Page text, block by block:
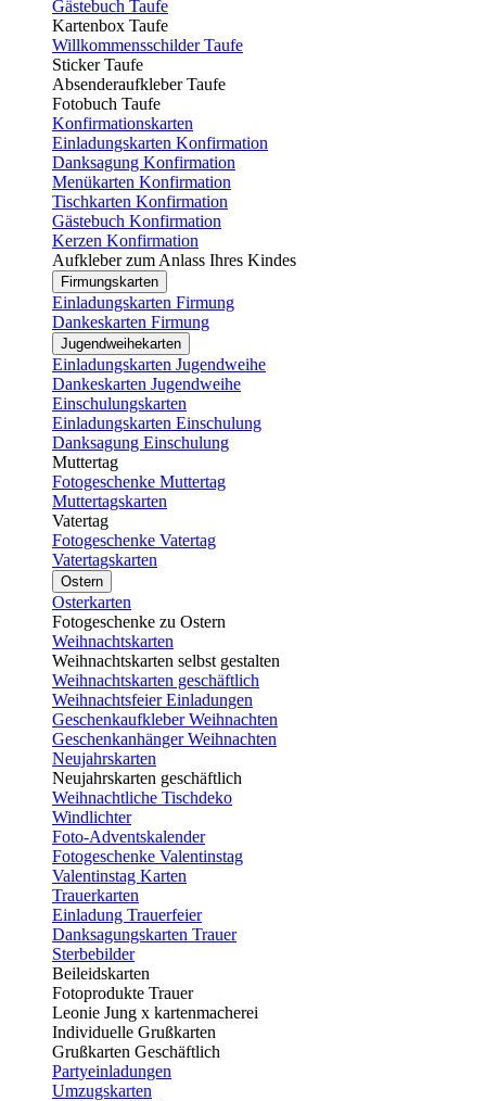
Gästebuch Taufe
Kartenbox Taufe
Willkommensschilder Taufe
Sticker Taufe
Absenderaufkleber Taufe
Fotobuch Taufe
Konfirmationskarten
Einladungskarten Konfirmation
Danksagung Konfirmation
Menükarten Konfirmation
Tischkarten Konfirmation
Gästebuch Konfirmation
Kerzen Konfirmation
Aufkleber zum Anlass Ihres Kindes
Firmungskarten
Einladungskarten Firmung
Dankeskarten Firmung
Jugendweihekarten
Einladungskarten Jugendweihe
Dankeskarten Jugendweihe
Einschulungskarten
Einladungskarten Einschulung
Danksagung Einschulung
Muttertag
Fotogeschenke Muttertag
Muttertagskarten
Vatertag
Fotogeschenke Vatertag
Vatertagskarten
Ostern
Osterkarten
Fotogeschenke zu Ostern
Weihnachtskarten
Weihnachtskarten selbst gestalten
Weihnachtskarten geschäftlich
Weihnachtsfeier Einladungen
Geschenkaufkleber Weihnachten
Geschenkanhänger Weihnachten
Neujahrskarten
Neujahrskarten geschäftlich
Weihnachtliche Tischdeko
Windlichter
Foto-Adventskalender
Fotogeschenke Valentinstag
Valentinstag Karten
Trauerkarten
Einladung Trauerfeier
Danksagungskarten Trauer
Sterbebilder
Beileidskarten
Fotoprodukte Trauer
Leonie Jung x kartenmacherei
Individuelle Grußkarten
Grußkarten Geschäftlich
Partyeinladungen
Umzugskarten